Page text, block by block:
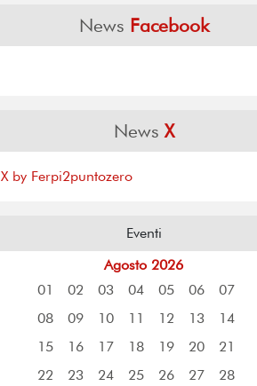
News Facebook
NewsX
X by Ferpi2puntozero
Eventi
Agosto 2026
01
02 03 04 05 06
07
08
09 10 11 12 13
14
15
16 17 18 19 20
21
22
23 24 25 26 27
28